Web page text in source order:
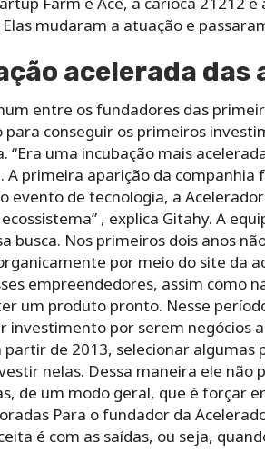
mudaram a atuação e
acelerada das
entre os fundadores das
para conseguir os primeiros
“Era uma incubação mais
A primeira aparição da
evento de tecnologia, a
, explica Gitahy. A
busca. Nos primeiros dois anos
por meio do site da
empreendedores, assim como
um produto pronto. Nesse
investimento por serem negócios
partir de 2013, selecionar
nelas. Dessa maneira ele não
de um modo geral, que é forçar
Para o fundador da
é com as saídas, ou seja,